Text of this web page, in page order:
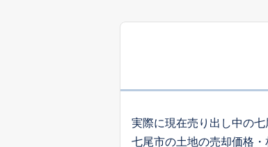
実際に現在売り出し中の七
七尾市の土地の売却価格